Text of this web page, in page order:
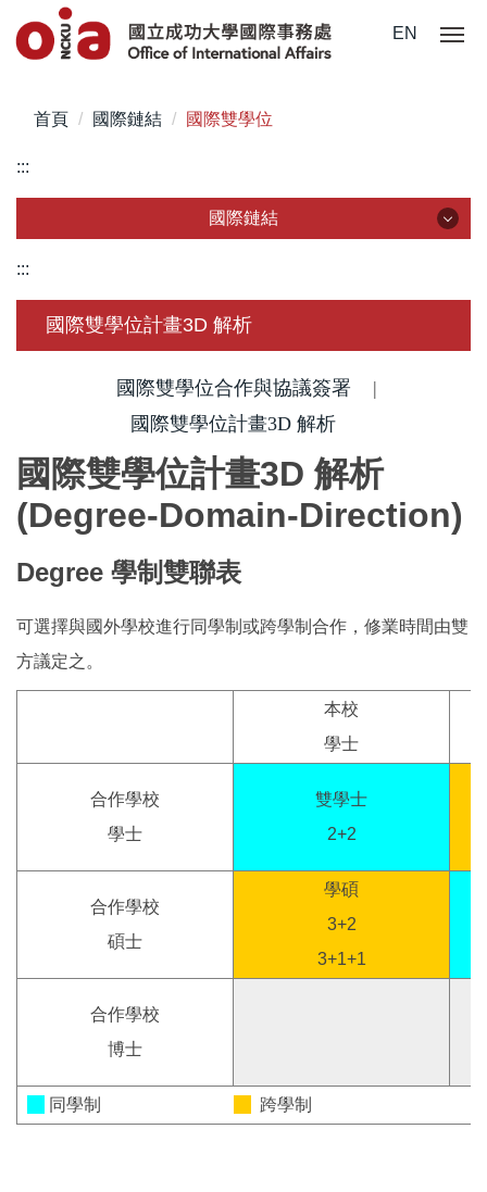
到
區
EN
首頁 國際鏈結 國際雙學位
:::
國際鏈結
簽約學校
締約準則
國際學人
國際雙學位
國際化補助
:::
國際雙學位計畫3D 解析
國際雙學位合作與協議簽署 |
國際雙學位計畫3D 解析
國際雙學位計畫3D 解析
(Degree-Domain-Direction)
Degree 學制雙聯表
可選擇與國外學校進行同學制或跨學制合作，修業時間由雙
方議定之。
本校
學士
合作學校
學士
雙學士
2+2
合作學校
碩士
學碩
3+2
3+1+1
合作學校
博士
同學制 跨學制